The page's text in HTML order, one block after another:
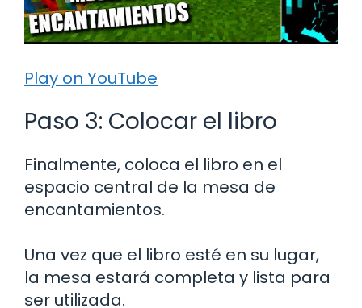
Play on YouTube
Paso 3: Colocar el libro
Finalmente, coloca el libro en el
espacio central de la mesa de
encantamientos.
Una vez que el libro esté en su lugar,
la mesa estará completa y lista para
ser utilizada.